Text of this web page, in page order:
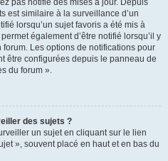
pas notifié des mises à jour. Depuis
est similaire à la surveillance d’un
lorsqu’un sujet favoris a été mis à
également d’être notifié lorsqu’il y
Les options de notifications pour
être configurées depuis le panneau de
du forum ».
des sujets ?
un sujet en cliquant sur le lien
», souvent placé en haut et en bas du